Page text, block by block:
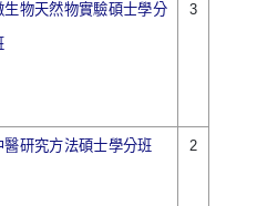
生物天然物實驗碩士學分 3
醫研究方法碩士學分班 2